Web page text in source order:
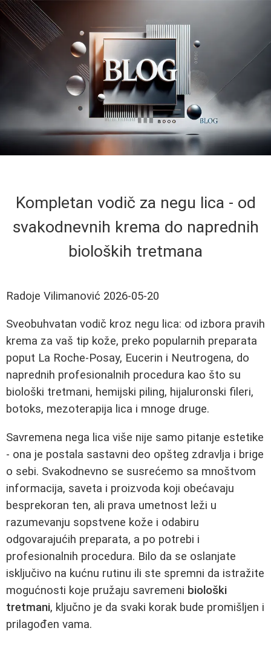
Kompletan vodič za negu lica - od
svakodnevnih krema do naprednih
bioloških tretmana
Radoje Vilimanović 2026-05-20
Sveobuhvatan vodič kroz negu lica: od izbora pravih
krema za vaš tip kože, preko popularnih preparata
poput La Roche-Posay, Eucerin i Neutrogena, do
naprednih profesionalnih procedura kao što su
biološki tretmani, hemijski piling, hijaluronski fileri,
botoks, mezoterapija lica i mnoge druge.
Savremena nega lica više nije samo pitanje estetike
- ona je postala sastavni deo opšteg zdravlja i brige
o sebi. Svakodnevno se susrećemo sa mnoštvom
informacija, saveta i proizvoda koji obećavaju
besprekoran ten, ali prava umetnost leži u
razumevanju sopstvene kože i odabiru
odgovarajućih preparata, a po potrebi i
profesionalnih procedura. Bilo da se oslanjate
isključivo na kućnu rutinu ili ste spremni da istražite
mogućnosti koje pružaju savremeni biološki
tretmani, ključno je da svaki korak bude promišljen i
prilagođen vama.